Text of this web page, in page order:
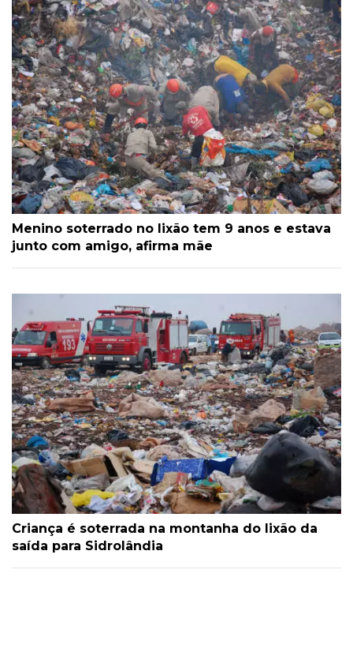
Menino soterrado no lixão tem 9 anos e estava
junto com amigo, afirma mãe
Criança é soterrada na montanha do lixão da
saída para Sidrolândia